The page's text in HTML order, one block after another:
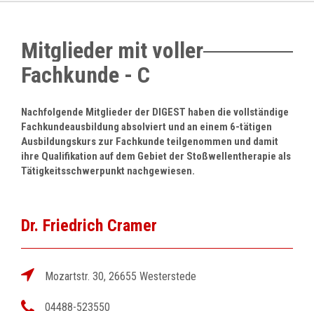
Mitglieder mit voller
Fachkunde - C
Nachfolgende Mitglieder der DIGEST haben die vollständige
Fachkundeausbildung absolviert und an einem 6-tätigen
Ausbildungskurs zur Fachkunde teilgenommen und damit
ihre Qualifikation auf dem Gebiet der Stoßwellentherapie als
Tätigkeitsschwerpunkt nachgewiesen.
Dr. Friedrich Cramer
Mozartstr. 30, 26655 Westerstede
04488-523550